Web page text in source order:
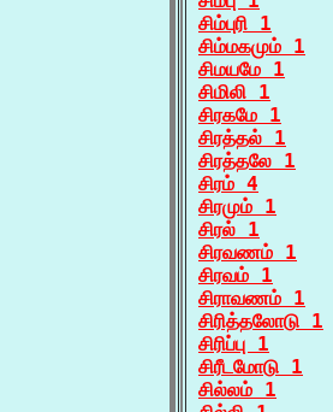
சிம்புரி 1
சிம்மகமும் 1
சிமயமே 1
சிமிலி 1
சிரகமே 1
சிரத்தல் 1
சிரத்தலே 1
சிரம் 4
சிரமும் 1
சிரல் 1
சிரவணம் 1
சிரவம் 1
சிராவணம் 1
சிரித்தலோடு 1
சிரிப்பு 1
சிரீடமோடு 1
சில்லம் 1